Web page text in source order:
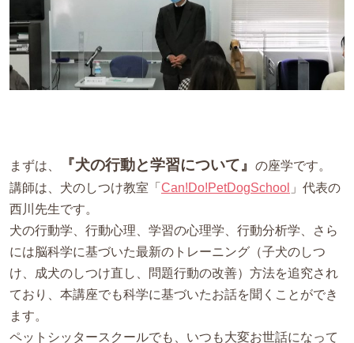
まずは、 『犬の行動と学習について』
の座学です。
講師は、犬のしつけ教室「 Can!Do!PetDogSchool 」代表の
西川先生です。
犬の行動学、行動心理、学習の心理学、行動分析学、さら
には脳科学に基づいた最新のトレーニング（子犬のしつ
け、成犬のしつけ直し、問題行動の改善）方法を追究され
ており、本講座でも科学に基づいたお話を聞くことができ
ます。
ペットシッタースクールでも、いつも大変お世話になって